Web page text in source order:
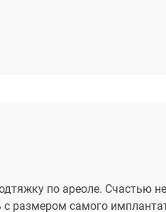
по ареоле. Счастью
размером самого